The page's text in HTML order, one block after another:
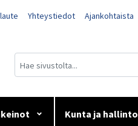
Yhteystiedot Ajankohtaista
Kunta ja hallinto